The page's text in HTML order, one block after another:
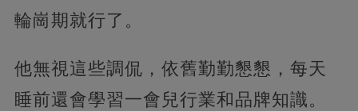
輪崗期就行了。
他無視這些調侃，依舊勤勤懇懇，每天
睡前還會學習一會兒行業和品牌知識。